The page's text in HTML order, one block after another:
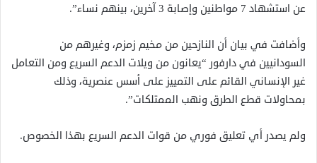
عن استشهاد 7 مواطنين وإصابة 3 آخرين، بينهم نساء”.
وأضافت في بيان أن النازحين من مخيم زمزم، وغيرهم من
السودانيين في دارفور “يعانون من ويلات الدعم السريع ومن التعامل
غير الإنساني القائم على التمييز على أسس عنصرية، وذلك
بمحاولات قطع الطرق ونهب الممتلكات”.
ولم يصدر أي تعليق فوري من قوات الدعم السريع بهذا الخصوص.